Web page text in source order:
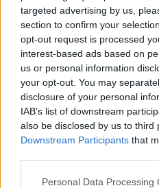
targeted advertising by us,
section to confirm your
opt-out request is processed
interest-based ads based on
us or personal information
your opt-out. You may
disclosure of your personal
IAB’s list of downstream
also be disclosed by us to third
Downstream Participants that
Personal Data Processing